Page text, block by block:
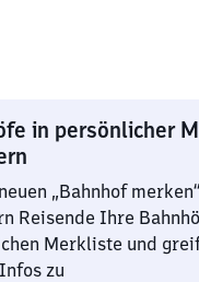
in persönlicher
„Bahnhof
Reisende Ihre
Merkliste und
zu